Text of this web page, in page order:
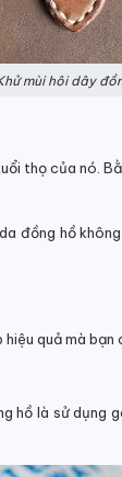
mùi hôi dây
thọ của nó.
đồng hồ
quả mà bạn
hồ là sử